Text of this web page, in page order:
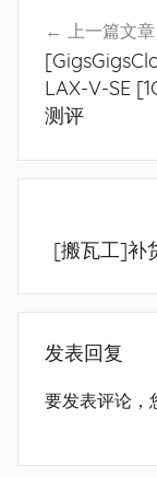
上一篇文章
LAX-V-SE
测评
[搬瓦工]补
发表回复
要发表评论，